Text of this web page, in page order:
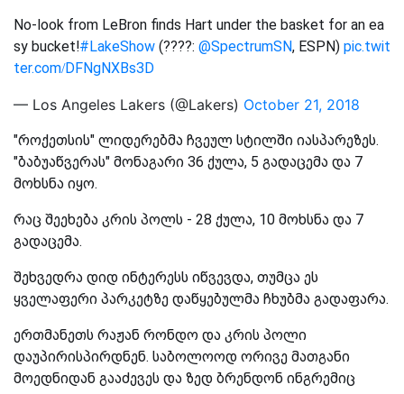
No-look from LeBron finds Hart under the basket for an ea
sy bucket!#LakeShow (????: @SpectrumSN, ESPN) pic.twit
ter.com/DFNgNXBs3D
— Los Angeles Lakers (@Lakers) October 21, 2018
"როქეთსის" ლიდერებმა ჩვეულ სტილში იასპარეზეს.
"ბაბუაწვერას" მონაგარი 36 ქულა, 5 გადაცემა და 7
მოხსნა იყო.
რაც შეეხება კრის პოლს - 28 ქულა, 10 მოხსნა და 7
გადაცემა.
შეხვედრა დიდ ინტერესს იწვევდა, თუმცა ეს
ყველაფერი პარკეტზე დაწყებულმა ჩხუბმა გადაფარა.
ერთმანეთს რაჟან რონდო და კრის პოლი
დაუპირისპირდნენ. საბოლოოდ ორივე მათგანი
მოედნიდან გააძევეს და ზედ ბრენდონ ინგრემიც